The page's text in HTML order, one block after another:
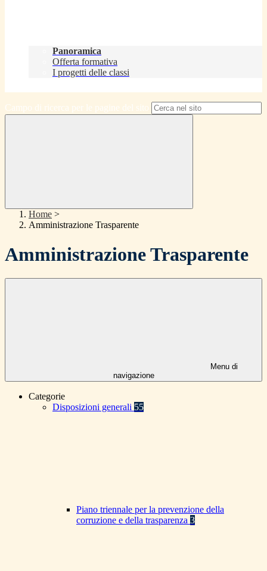
Panoramica
Offerta formativa
I progetti delle classi
Campo di ricerca per le pagine del sito
Home >
Amministrazione Trasparente
Amministrazione Trasparente
Menu di
navigazione
Categorie
Disposizioni generali 55
Piano triennale per la prevenzione della
corruzione e della trasparenza 3